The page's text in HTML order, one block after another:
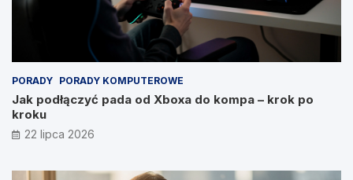
PORADY PORADY KOMPUTEROWE
Jak podłączyć pada od Xboxa do kompa – krok po
kroku
22 lipca 2026